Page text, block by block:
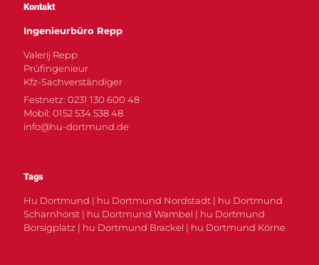
Kontakt
Ingenieurbüro Repp
Valerij Repp
Prüfingenieur
Kfz-Sachverständiger
Festnetz: 0231 130 600 48
Mobil: 0152 534 538 48
info@hu-dortmund.de
Tags
Hu Dortmund | hu Dortmund Nordstadt | hu Dortmund
Scharnhorst | hu Dortmund Wambel | hu Dortmund
Borsigplatz | hu Dortmund Brackel | hu Dortmund Körne